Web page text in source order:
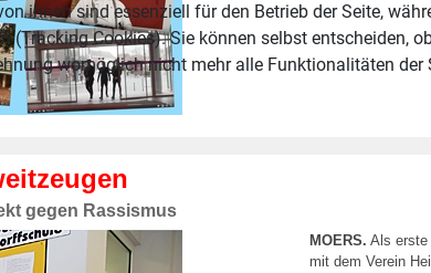
gegen Rassismus
MOERS. Als erste
mit dem Verein
ihnen sind essenziell für den Betrieb der Seite,
(Tracking Cookies). Sie können selbst entscheiden,
womöglich nicht mehr alle Funktionalitäten der